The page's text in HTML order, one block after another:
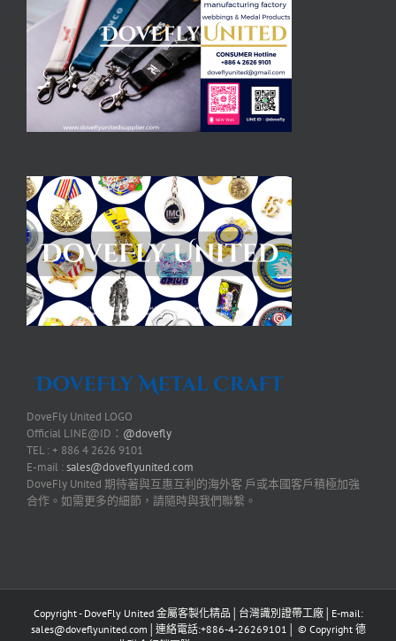
DoveFly United LOGO
Official LINE@ID： @dovefly
TEL : + 886 4 2626 9101
E-mail :sales@doveflyunited.com
DoveFly United 期待著與互惠互利的海外客 戶或本國客戶積極加強
合作。如需更多的細節，請隨時與我們聯繫。
Copyright - DoveFly United 金屬客製化精品│台灣識別證帶工廠│E-mail:
sales@doveflyunited.com│連絡電話:+886-4-26269101│ © Copyright 德